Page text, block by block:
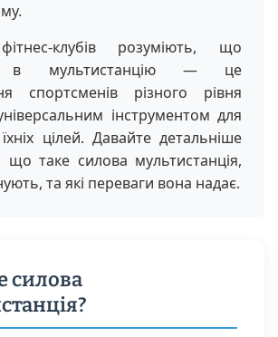
клубів розуміють, що
в мультистанцію — це
спортсменів різного рівня
інструментом для
цілей. Давайте детальніше
що таке силова мультистанція,
та які переваги вона надає.
силова